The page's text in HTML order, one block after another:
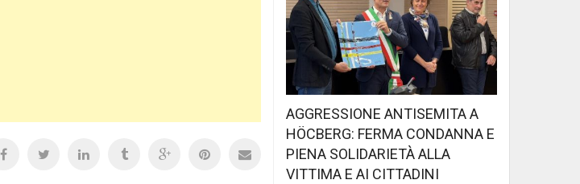
AGGRESSIONE ANTISEMITA A
HÖCBERG: FERMA CONDANNA E
PIENA SOLIDARIETÀ ALLA
VITTIMA E AI CITTADINI